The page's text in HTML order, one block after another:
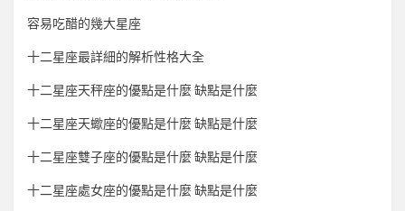
容易吃醋的幾大星座
十二星座最詳細的解析性格大全
十二星座天秤座的優點是什麼 缺點是什麼
十二星座天蠍座的優點是什麼 缺點是什麼
十二星座雙子座的優點是什麼 缺點是什麼
十二星座處女座的優點是什麼 缺點是什麼